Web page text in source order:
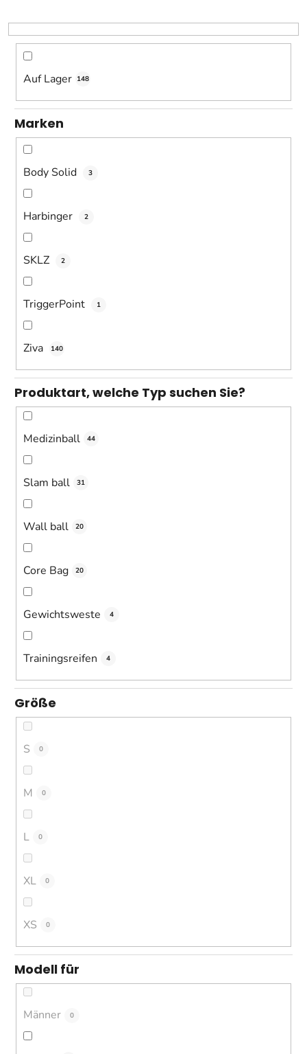
o
r
u
Auf Lager 148
Marken
Body Solid 3
Harbinger 2
SKLZ 2
TriggerPoint 1
Ziva 140
Produktart, welche Typ suchen Sie?
Medizinball 44
Slam ball 31
Wall ball 20
Core Bag 20
Gewichtsweste 4
Trainingsreifen 4
Größe
S 0
M 0
L 0
XL 0
XS 0
Modell für
Männer 0